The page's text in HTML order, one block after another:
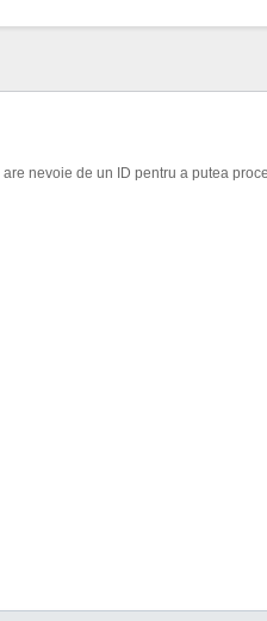
nevoie de un ID pentru a putea